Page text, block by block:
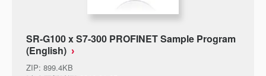
SR-G100 x S7-300 PROFINET Sample Program
(English)
ZIP: 899.4KB